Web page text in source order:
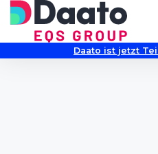
Daato ist jetzt